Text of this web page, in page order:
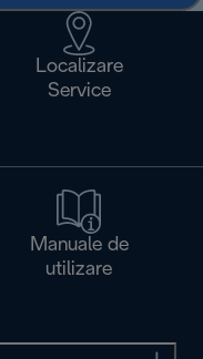
Localizare
Service
Manuale de
utilizare